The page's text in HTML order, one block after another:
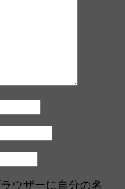
ウザーに自分の名